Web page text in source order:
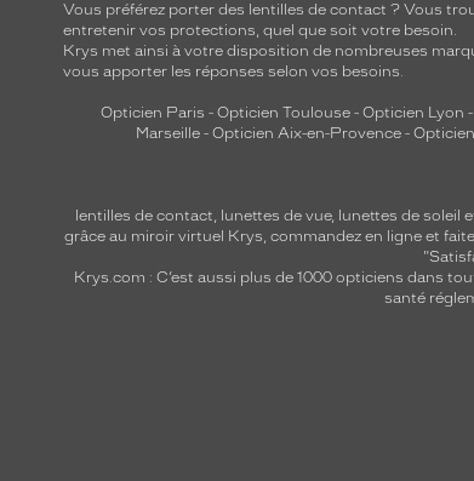
Vous préférez porter des lentilles de contact ? Vous
entretenir vos protections, quel que soit votre besoin.
Krys met ainsi à votre disposition de nombreuses
vous apporter les réponses selon vos besoins.
Opticien Paris - Opticien Toulouse - Opticien Lyon -
Marseille - Opticien Aix-en-Provence -
lentilles de contact, lunettes de vue, lunettes de soleil
grâce au miroir virtuel Krys, commandez en ligne et
Krys.com : C’est aussi plus de 1000 opticiens dans
santé